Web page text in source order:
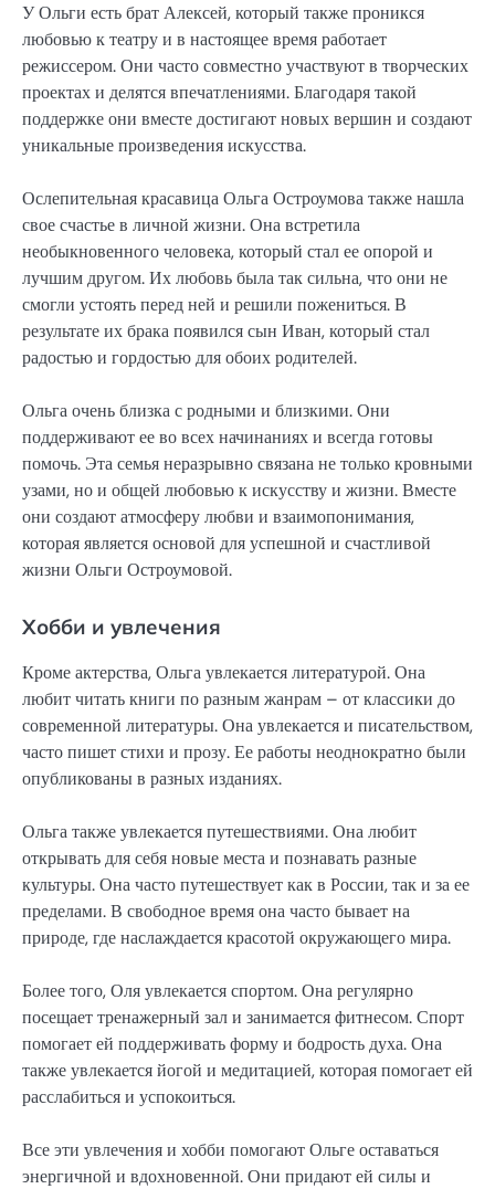
У Ольги есть брат Алексей, который также проникся
любовью к театру и в настоящее время работает
режиссером. Они часто совместно участвуют в творческих
проектах и делятся впечатлениями. Благодаря такой
поддержке они вместе достигают новых вершин и создают
уникальные произведения искусства.
Ослепительная красавица Ольга Остроумова также нашла
свое счастье в личной жизни. Она встретила
необыкновенного человека, который стал ее опорой и
лучшим другом. Их любовь была так сильна, что они не
смогли устоять перед ней и решили пожениться. В
результате их брака появился сын Иван, который стал
радостью и гордостью для обоих родителей.
Ольга очень близка с родными и близкими. Они
поддерживают ее во всех начинаниях и всегда готовы
помочь. Эта семья неразрывно связана не только кровными
узами, но и общей любовью к искусству и жизни. Вместе
они создают атмосферу любви и взаимопонимания,
которая является основой для успешной и счастливой
жизни Ольги Остроумовой.
Хобби и увлечения
Кроме актерства, Ольга увлекается литературой. Она
любит читать книги по разным жанрам – от классики до
современной литературы. Она увлекается и писательством,
часто пишет стихи и прозу. Ее работы неоднократно были
опубликованы в разных изданиях.
Ольга также увлекается путешествиями. Она любит
открывать для себя новые места и познавать разные
культуры. Она часто путешествует как в России, так и за ее
пределами. В свободное время она часто бывает на
природе, где наслаждается красотой окружающего мира.
Более того, Оля увлекается спортом. Она регулярно
посещает тренажерный зал и занимается фитнесом. Спорт
помогает ей поддерживать форму и бодрость духа. Она
также увлекается йогой и медитацией, которая помогает ей
расслабиться и успокоиться.
Все эти увлечения и хобби помогают Ольге оставаться
энергичной и вдохновенной. Они придают ей силы и